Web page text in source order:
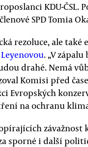
KDU-ČSL.
SPD Tomia
rezoluce, ale také
. „V
drahé. Nemá
Komisi před
Evropských
na ochranu
sporné i další